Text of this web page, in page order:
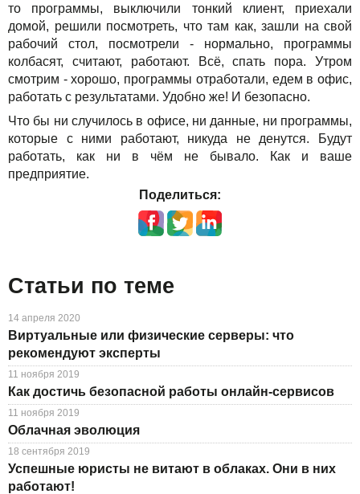
то программы, выключили тонкий клиент, приехали
домой, решили посмотреть, что там как, зашли на свой
рабочий стол, посмотрели - нормально, программы
колбасят, считают, работают. Всё, спать пора. Утром
смотрим - хорошо, программы отработали, едем в офис,
работать с результатами. Удобно же! И безопасно.
Что бы ни случилось в офисе, ни данные, ни программы,
которые с ними работают, никуда не денутся. Будут
работать, как ни в чём не бывало. Как и ваше
предприятие.
Поделиться:
Статьи по теме
14 апреля 2020
Виртуальные или физические серверы: что
рекомендуют эксперты
11 ноября 2019
Как достичь безопасной работы онлайн-сервисов
11 ноября 2019
Облачная эволюция
18 сентября 2019
Успешные юристы не витают в облаках. Они в них
работают!